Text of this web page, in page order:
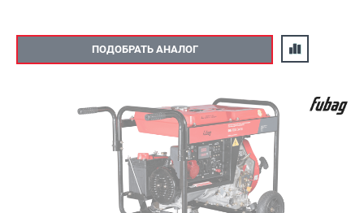
ПОДОБРАТЬ АНАЛОГ